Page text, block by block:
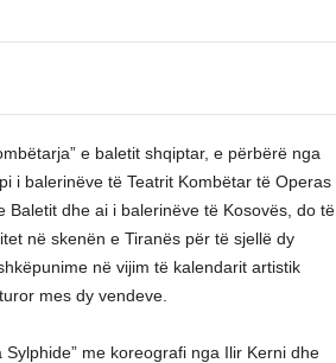
e baletit shqiptar, e përbërë nga
i balerinëve të Teatrit Kombëtar të Operas
Baletit dhe ai i balerinëve të Kosovës, do të
në skenën e Tiranës për të sjellë dy
në vijim të kalendarit artistik
mes dy vendeve.
Sylphide” me koreografi nga Ilir Kerni dhe